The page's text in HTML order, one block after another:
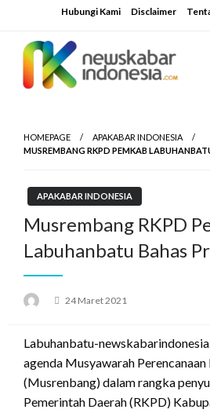
to
content
Hubungi Kami Disclaimer
HOMEPAGE
APAKABAR INDONESIA
MUSREMBANG RKPD PEMKAB
APAKABAR INDONESIA
Musrembang RKPD
Labuhanbatu Bahas
Posted
24 Maret 2021
Labuhanbatu-
agenda Musyawarah Perencanaan
(Musrenbang) dalam rangka
Pemerintah Daerah (RKPD)